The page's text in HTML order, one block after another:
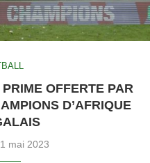
OFFERTE PAR
D’AFRIQUE
mai 2023